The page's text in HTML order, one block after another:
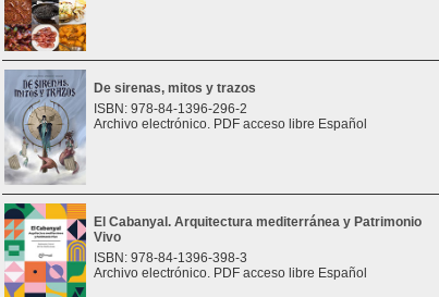
De sirenas, mitos y trazos
ISBN: 978-84-1396-296-2
Archivo electrónico. PDF acceso libre Español
El Cabanyal. Arquitectura mediterránea y Patrimonio
Vivo
ISBN: 978-84-1396-398-3
Archivo electrónico. PDF acceso libre Español